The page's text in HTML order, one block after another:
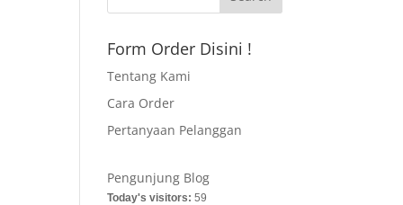
Form Order Disini !
Tentang Kami
Cara Order
Pertanyaan Pelanggan
Pengunjung Blog
Today's visitors:59